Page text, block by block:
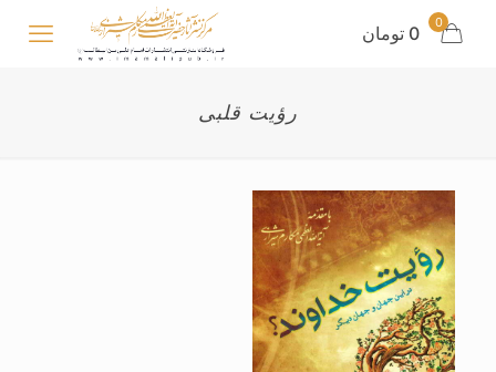
0 0 تومان
رؤیت قلبی